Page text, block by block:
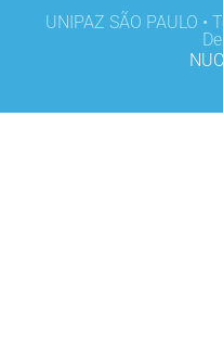
UNIPAZ SÃO PAULO